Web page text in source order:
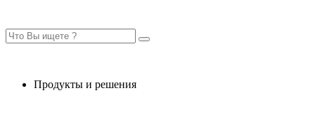
Продукты и решения